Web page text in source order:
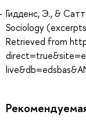
Гидденс, Э., &
Sociology
Retrieved from